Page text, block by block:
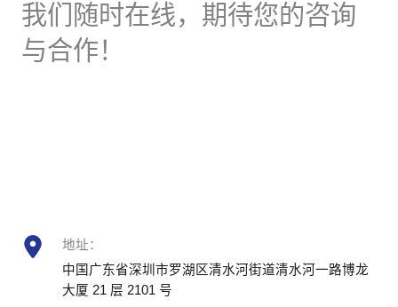
我们随时在线，期待您的咨询
与合作！
地址：
中国广东省深圳市罗湖区清水河街道清水河一路博龙
大厦 21 层 2101 号